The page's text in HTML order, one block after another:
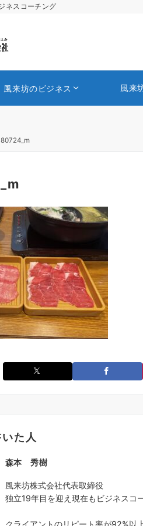
ネスコーチング
風来坊のビジネス 風来
た人
森本 秀樹
風来坊株式会社代表取締役
独立19年目を迎え現在もビジネスコ
クライアントのリピート率が92%以